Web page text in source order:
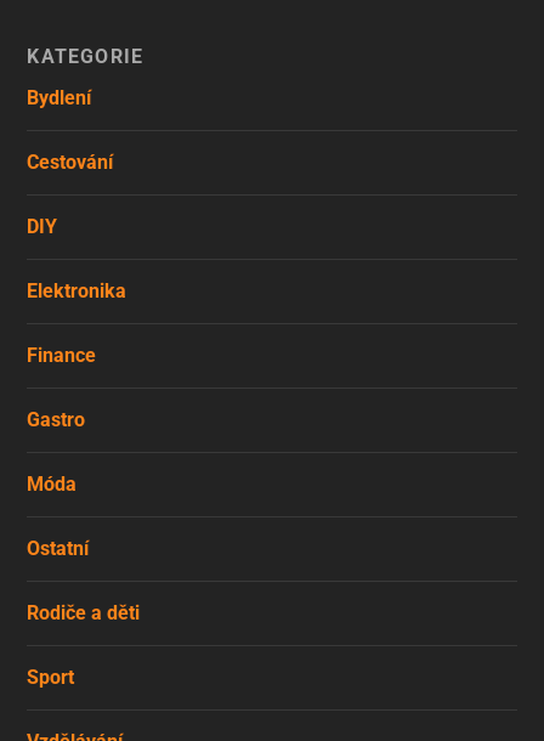
KATEGORIE
Bydlení
Cestování
DIY
Elektronika
Finance
Gastro
Móda
Ostatní
Rodiče a děti
Sport